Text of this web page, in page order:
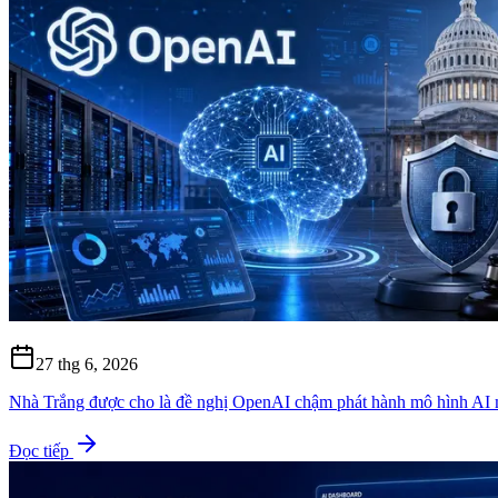
27 thg 6, 2026
Nhà Trắng được cho là đề nghị OpenAI chậm phát hành mô hình AI
Đọc tiếp